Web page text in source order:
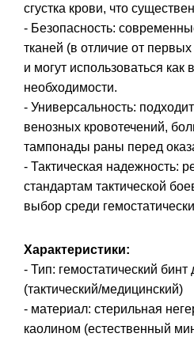
сгустка крови, что
- Безопасность:
тканей (в отличие от
и могут использоваться
необходимости.
- Универсальность:
венозных кровотечений,
тампонады раны перед
- Тактическая надежность:
стандартам тактической
выбор среди
Характеристики:
- Тип: гемостатический
(тактический/медицинский)
- материал: стерильная
каолином (естественный